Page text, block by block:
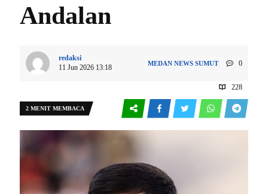
Andalan
redaksi
11 Jun 2026 13:18
MEDAN NEWS SUMUT 0
228
2 MENIT MEMBACA